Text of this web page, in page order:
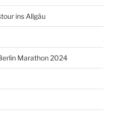
ins Allgäu
Marathon 2024